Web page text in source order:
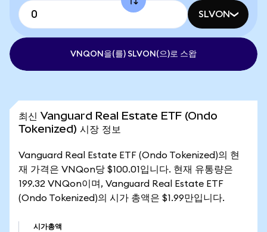
SLVON
VNQON을(를) SLVON(으)로 스왑
최신 Vanguard Real Estate ETF (Ondo
Tokenized) 시장 정보
Vanguard Real Estate ETF (Ondo Tokenized)의 현
재 가격은 VNQon당 $100.01입니다. 현재 유통량은
199.32 VNQon이며, Vanguard Real Estate ETF
(Ondo Tokenized)의 시가 총액은 $1.99만입니다.
시가총액